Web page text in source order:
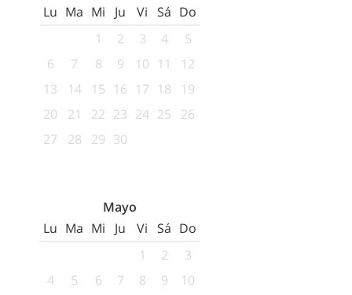
Lu Ma Mi Ju Vi Sá Do
1
2 3 4
5
6
7 8 9 10 11
12
13
14 15 16 17 18
19
20
21 22 23 24 25
26
27
28 29 30
Mayo
Lu Ma Mi Ju Vi Sá Do
1
2
3
4
5 6 7 8 9
10